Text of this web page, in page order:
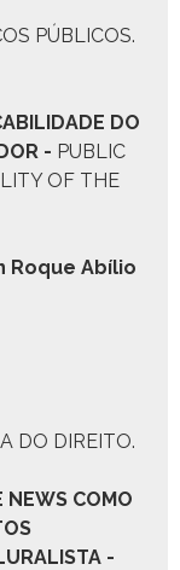
PÚBLICOS.
DO
- PUBLIC
OF THE
Roque Abílio
DO DIREITO.
NEWS COMO
-